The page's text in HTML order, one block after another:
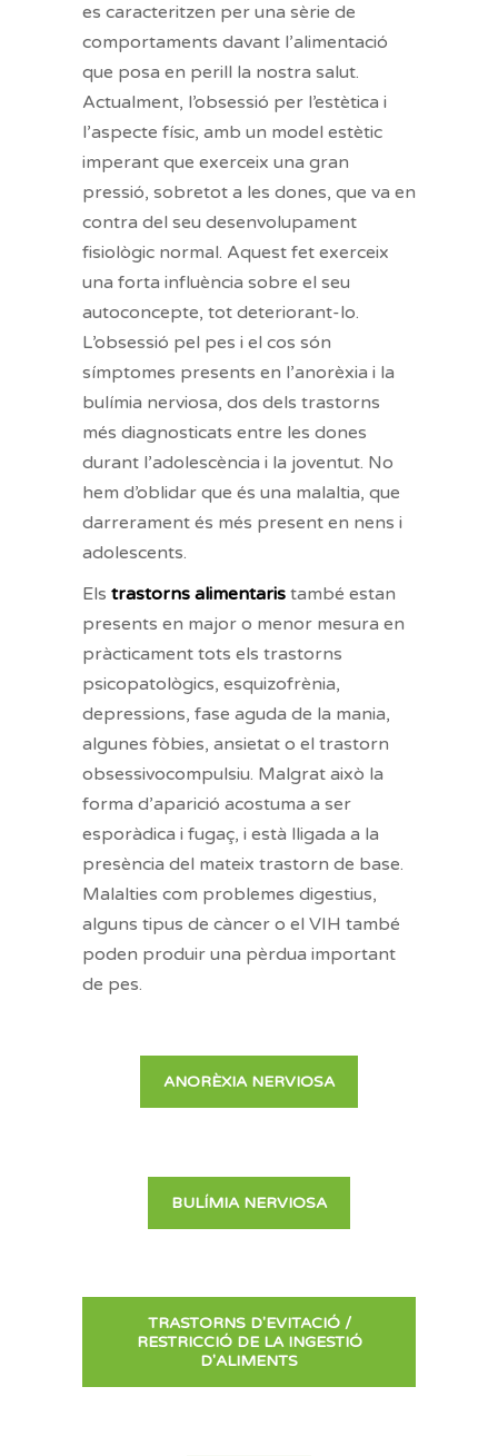
es caracteritzen per una sèrie de
comportaments davant l’alimentació
que posa en perill la nostra salut.
Actualment, l’obsessió per l’estètica i
l’aspecte físic, amb un model estètic
imperant que exerceix una gran
pressió, sobretot a les dones, que va en
contra del seu desenvolupament
fisiològic normal. Aquest fet exerceix
una forta influència sobre el seu
autoconcepte, tot deteriorant-lo.
L’obsessió pel pes i el cos són
símptomes presents en l’anorèxia i la
bulímia nerviosa, dos dels trastorns
més diagnosticats entre les dones
durant l’adolescència i la joventut. No
hem d’oblidar que és una malaltia, que
darrerament és més present en nens i
adolescents.
Els trastorns alimentaris també estan
presents en major o menor mesura en
pràcticament tots els trastorns
psicopatològics, esquizofrènia,
depressions, fase aguda de la mania,
algunes fòbies, ansietat o el trastorn
obsessivocompulsiu. Malgrat això la
forma d’aparició acostuma a ser
esporàdica i fugaç, i està lligada a la
presència del mateix trastorn de base.
Malalties com problemes digestius,
alguns tipus de càncer o el VIH també
poden produir una pèrdua important
de pes.
ANORÈXIA NERVIOSA
BULÍMIA NERVIOSA
TRASTORNS D'EVITACIÓ /
RESTRICCIÓ DE LA INGESTIÓ
D'ALIMENTS